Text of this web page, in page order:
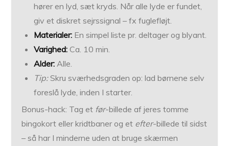
hører en lyd, sæt kryds. Når alle lyde er fundet,
giv et diskret sejrssignal – fx fuglefløjt.
Materialer: En simpel liste pr. deltager og blyant.
Varighed: Ca. 10 min.
Alder: Alle.
Tip:Skru sværhedsgraden op: lad børnene selv
foreslå lyde, inden I starter.
Bonus-hack: Tag et før-billede af jeres tomme
bingokort eller kridtbaner og et efter-billede til sidst
– så har I minderne uden at bruge skærmen